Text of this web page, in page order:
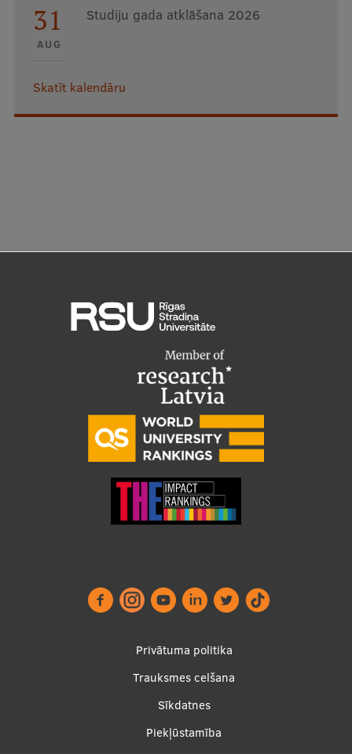
31
AUG
Studiju gada atklāšana 2026
Skatīt kalendāru
Privātuma politika
Trauksmes celšana
Sīkdatnes
Piekļūstamība